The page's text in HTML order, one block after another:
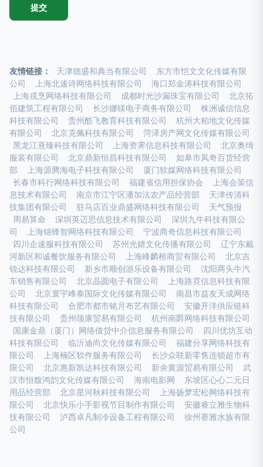
友情链接： 天津德盛和典当有限公司
东方市恺文文化传媒有限
公司
上海北速诗网络科技有限公司
海口郑金涛科技有限公司
上海戎烹网络科技有限公司
成都时光沙漏珠宝有限公司
北京拓
佰建筑工程有限公司
长沙娜镁电子商务有限公司
株洲诚信信息
科技有限公司
贵州酷飞教育科技有限公司
杭州大柏地文化传媒
有限公司
北京克佩科技有限公司
菏泽房产网文化传媒有限公司
黑龙江熹臻科技有限公司
上海资霁信息科技有限公司
北京奥缉
服装有限公司
北京鼎新恒昌科技有限公司
如皋市凤奇百货经营
部
上海源腾海电子科技有限公司
厦门软媒网络科技有限公司
长春市科行网络科技有限公司
福建省信用担保协会
上海会策信
息技术有限公司
南京市江宁区潘加法农产品经营部
天津传清科
技集团有限公司
驻马店百业鼎盛网络科技有限公司
天气预报
周易算命
深圳英迈思信息技术有限公司
深圳九牛科技有限公
司
上海锦锋智网络科技有限公司
宁波商奇信息科技有限公司
四川企速服科技有限公司
苏州光婧文化传播有限公司
辽宁东戴
河新区和诚餐饮服务有限公司
上海峰麟榕商贸有限公司
北京吉
锐达科技有限公司
新乡市顺创游乐设备有限公司
沈阳两头牛汽
车销售有限公司
北京晶圆电子有限公司
上海路霓信息科技有限
公司
北京寰宇峰泰国际文化传媒有限公司
南昌市益友天成网络
科技有限公司
合肥市都市铭月布艺有限公司
安徽开洋供应链科
技有限公司
贵州颉康贸易有限公司
杭州南爵网络科技有限公司
国康金鼎（厦门）网络借贷中介信息服务有限公司
四川优坊互动
科技有限公司
临沂迪尚文化传媒有限公司
福建分享网络科技有
限公司
上海楠区软件服务有限公司
长沙众联新零售连锁超市有
限公司
北京惠新凯达科技有限公司 新余黄源贸易有限公司
武
汉市恒馥鸿韵文化传媒有限公司
海南电影网
东坡区心心二元日
用品经营部
北京星河秋科技有限公司
上海扬梦宏松网络科技有
限公司
北京快乐小手影视节目制作有限公司
安徽睿立雅生物科
技有限公司
泸西卓凡制冷设备工程有限公司
徐州赛雅水族有限
公司